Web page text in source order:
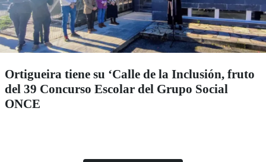
Ortigueira tiene su ‘Calle de la Inclusión, fruto
del 39 Concurso Escolar del Grupo Social
ONCE